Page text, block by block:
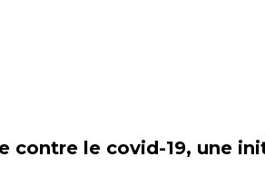
contre le covid-19, une